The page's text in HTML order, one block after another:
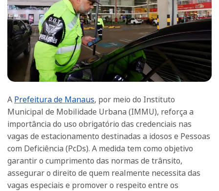
A Prefeitura de Manaus, por meio do Instituto
Municipal de Mobilidade Urbana (IMMU), reforça a
importância do uso obrigatório das credenciais nas
vagas de estacionamento destinadas a idosos e Pessoas
com Deficiência (PcDs). A medida tem como objetivo
garantir o cumprimento das normas de trânsito,
assegurar o direito de quem realmente necessita das
vagas especiais e promover o respeito entre os